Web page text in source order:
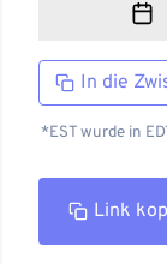
In die
*EST wurde in
Link